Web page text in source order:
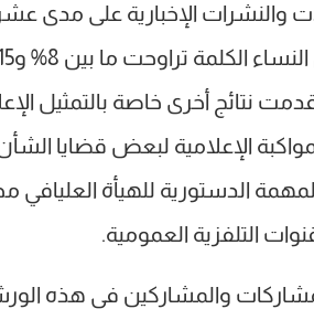
والنشرات الإخبارية على مدى
نتائج أخرى خاصة بالتمثيل
الإعلامية لبعض قضايا
الدستورية للهيأة
التلفزية العمومية.
والمشاركين في هذه